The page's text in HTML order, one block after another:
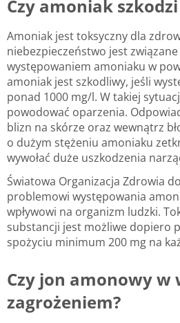
Czy amoniak
Amoniak jest toksyczny dla
niebezpieczeństwo jest związane
występowaniem amoniaku w
amoniak jest szkodliwy, jeśli
ponad 1000 mg/l. W takiej
powodować oparzenia.
blizn na skórze oraz wewnątrz
o dużym stężeniu amoniaku
wywołać duże uszkodzenia
Światowa Organizacja Zdrowia
problemowi występowania
wpływowi na organizm ludzki.
substancji jest możliwe dopiero
spożyciu minimum 200 mg na
Czy jon amonowy w
zagrożeniem?